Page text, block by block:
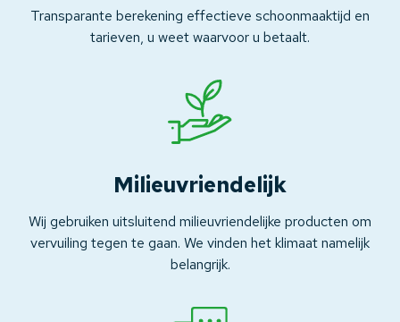
Transparante berekening effectieve schoonmaaktijd en
tarieven, u weet waarvoor u betaalt.
Milieuvriendelijk
Wij gebruiken uitsluitend milieuvriendelijke producten om
vervuiling tegen te gaan. We vinden het klimaat namelijk
belangrijk.